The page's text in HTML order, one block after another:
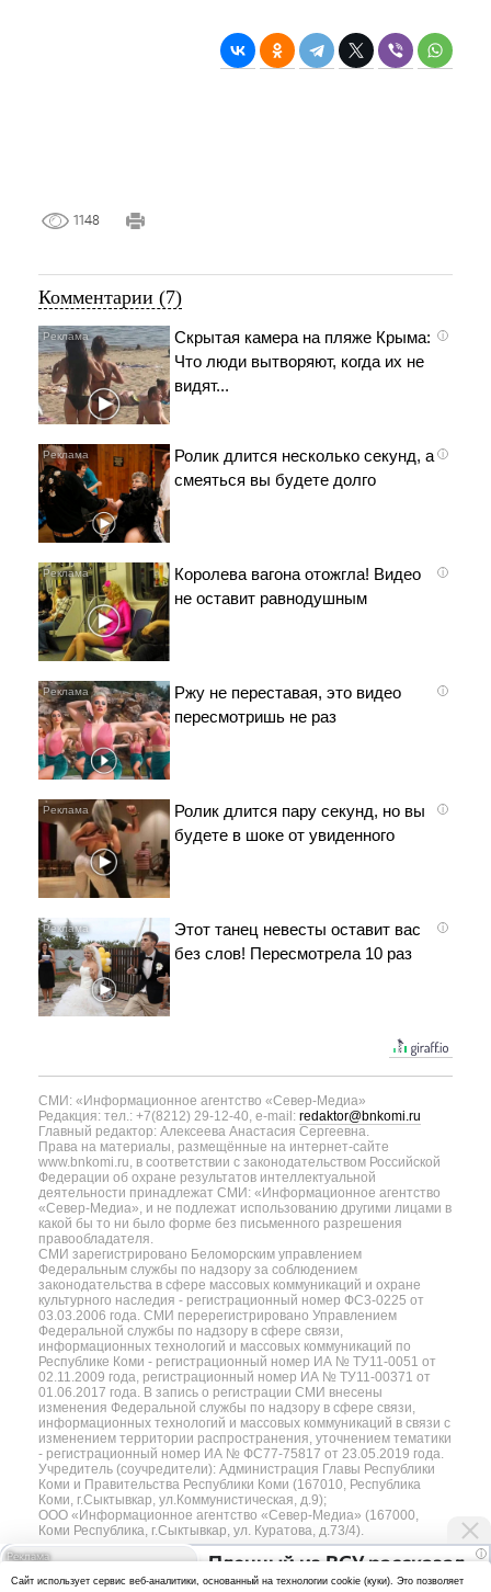
1148
Комментарии (7)
i
Скрытая камера на пляже Крыма:
Что люди вытворяют, когда их не
видят...
i
Ролик длится несколько секунд, а
смеяться вы будете долго
i
Королева вагона отожгла! Видео
не оставит равнодушным
i
Ржу не переставая, это видео
пересмотришь не раз
i
Ролик длится пару секунд, но вы
будете в шоке от увиденного
i
Этот танец невесты оставит вас
без слов! Пересмотрела 10 раз
СМИ: «Информационное агентство «Север-Медиа»
Редакция: тел.: +7(8212) 29-12-40, e-mail: redaktor@bnkomi.ru
Главный редактор: Алексеева Анастасия Сергеевна.
Права на материалы, размещённые на интернет-сайте
www.bnkomi.ru, в соответствии с законодательством Российской
Федерации об охране результатов интеллектуальной
деятельности принадлежат СМИ: «Информационное агентство
«Север-Медиа», и не подлежат использованию другими лицами в
какой бы то ни было форме без письменного разрешения
правообладателя.
СМИ зарегистрировано Беломорским управлением
Федеральным службы по надзору за соблюдением
законодательства в сфере массовых коммуникаций и охране
культурного наследия - регистрационный номер ФС3-0225 от
03.03.2006 года. СМИ перерегистрировано Управлением
Федеральной службы по надзору в сфере связи,
информационных технологий и массовых коммуникаций по
Республике Коми - регистрационный номер ИА № ТУ11-0051 от
02.11.2009 года, регистрационный номер ИА № ТУ11-00371 от
01.06.2017 года. В запись о регистрации СМИ внесены
изменения Федеральной службы по надзору в сфере связи,
информационных технологий и массовых коммуникаций в связи с
изменением территории распространения, уточнением тематики
- регистрационный номер ИА № ФС77-75817 от 23.05.2019 года.
Учредитель (соучредители): Администрация Главы Республики
Коми и Правительства Республики Коми (167010, Республика
Коми, г.Сыктывкар, ул.Коммунистическая, д.9);
ООО «Информационное агентство «Север-Медиа» (167000,
Коми Республика, г.Сыктывкар, ул. Куратова, д.73/4).
Разработка сайта — web-студия «Цифровой Век»
i
Пленный из ВСУ рассказал
об отношении украинцев
Cайт использует сервис веб-аналитики, основанный на технологии cookie (куки). Это позволяет